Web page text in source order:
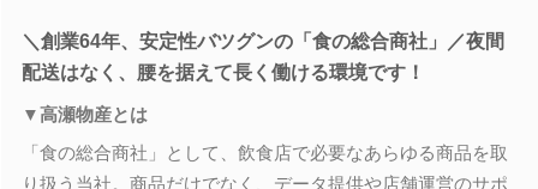
＼創業64年、安定性バツグンの「食の総合商社」／夜間
配送はなく、腰を据えて長く働ける環境です！
▼高瀬物産とは
「食の総合商社」として、飲食店で必要なあらゆる商品を取
り扱う当社。商品だけでなく、データ提供や店舗運営のサポ